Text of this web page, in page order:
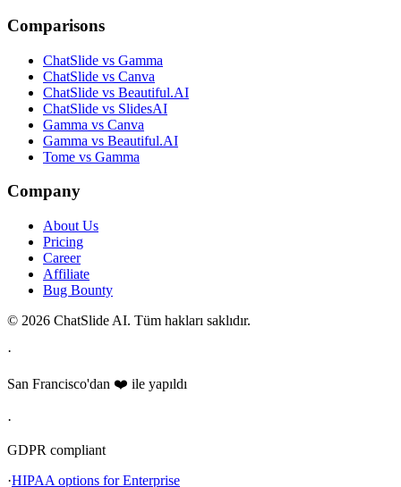
Comparisons
ChatSlide vs Gamma
ChatSlide vs Canva
ChatSlide vs Beautiful.AI
ChatSlide vs SlidesAI
Gamma vs Canva
Gamma vs Beautiful.AI
Tome vs Gamma
Company
About Us
Pricing
Career
Affiliate
Bug Bounty
© 2026 ChatSlide AI. Tüm hakları saklıdır.
·
San Francisco'dan ❤️ ile yapıldı
·
GDPR compliant
·HIPAA options for Enterprise